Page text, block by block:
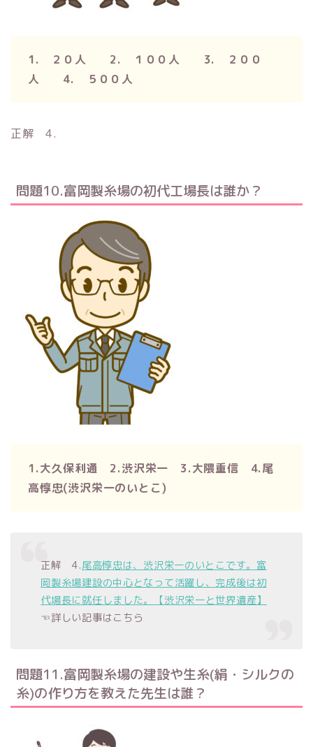
1. ２０人 2. １００人 3. ２００
人 4. ５００人
正解 4.
問題10.富岡製糸場の初代工場長は誰か？
1.大久保利通 2.渋沢栄一 3.大隈重信 4.尾
高惇忠(渋沢栄一のいとこ)
正解 4.尾高惇忠は、渋沢栄一のいとこです。富
岡製糸場建設の中心となって活躍し、完成後は初
代場長に就任しました。【渋沢栄一と世界遺産】
☜詳しい記事はこちら
問題11.富岡製糸場の建設や生糸(絹・シルクの
糸)の作り方を教えた先生は誰？